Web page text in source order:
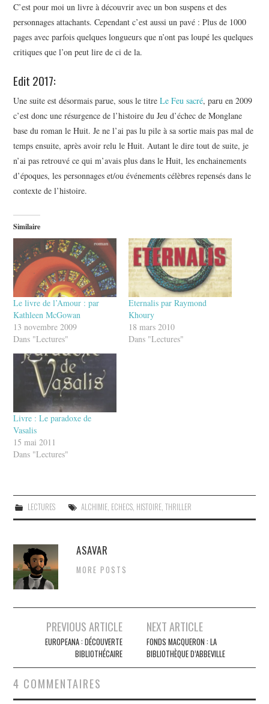
C’est pour moi un livre à découvrir avec un bon suspens et des
personnages attachants. Cependant c’est aussi un pavé : Plus de 1000
pages avec parfois quelques longueurs que n’ont pas loupé les quelques
critiques que l’on peut lire de ci de la.
Edit 2017:
Une suite est désormais parue, sous le titreLe Feu sacré, paru en 2009
c’est donc une résurgence de l’histoire du Jeu d’échec de Monglane
base du roman le Huit. Je ne l’ai pas lu pile à sa sortie mais pas mal de
temps ensuite, après avoir relu le Huit. Autant le dire tout de suite, je
n’ai pas retrouvé ce qui m’avais plus dans le Huit, les enchainements
d’époques, les personnages et/ou événements célèbres repensés dans le
contexte de l’histoire.
Similaire
Le livre de l’Amour : par
Kathleen McGowan
13 novembre 2009
Dans "Lectures"
Eternalis par Raymond
Khoury
18 mars 2010
Dans "Lectures"
Livre : Le paradoxe de
Vasalis
15 mai 2011
Dans "Lectures"
LECTURES ALCHIMIE, ECHECS, HISTOIRE, THRILLER
ASAVAR
MORE POSTS
Navigation
articles
PREVIOUS ARTICLE
EUROPEANA : DÉCOUVERTE
BIBLIOTHÉCAIRE
NEXT ARTICLE
FONDS MACQUERON : LA
BIBLIOTHÈQUE D’ABBEVILLE
4 COMMENTAIRES